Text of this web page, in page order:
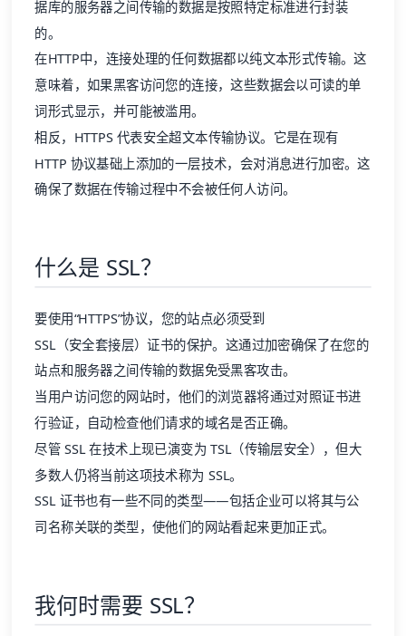
据库的服务器之间传输的数据是按照特定标准进行封装
的。
在HTTP中，连接处理的任何数据都以纯文本形式传输。这
意味着，如果黑客访问您的连接，这些数据会以可读的单
词形式显示，并可能被滥用。
相反，HTTPS 代表安全超文本传输协议。它是在现有
HTTP 协议基础上添加的一层技术，会对消息进行加密。这
确保了数据在传输过程中不会被任何人访问。
什么是 SSL？
要使用“HTTPS”协议，您的站点必须受到
SSL（安全套接层）证书的保护。这通过加密确保了在您的
站点和服务器之间传输的数据免受黑客攻击。
当用户访问您的网站时，他们的浏览器将通过对照证书进
行验证，自动检查他们请求的域名是否正确。
尽管 SSL 在技术上现已演变为 TSL（传输层安全），但大
多数人仍将当前这项技术称为 SSL。
SSL 证书也有一些不同的类型——包括企业可以将其与公
司名称关联的类型，使他们的网站看起来更加正式。
我何时需要 SSL？